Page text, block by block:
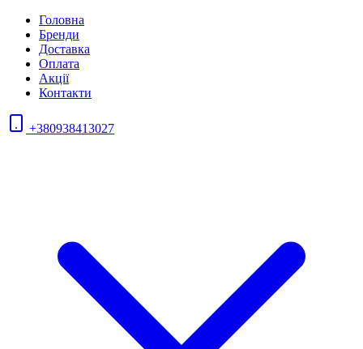
Головна
Бренди
Доставка
Оплата
Акції
Контакти
+380938413027